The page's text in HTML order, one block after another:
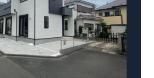
（徒歩8分）​新磯保育園 約
学校 約 715m （徒歩9分） ​相陽中学
​
556m（徒歩7分）
ファミリーマート
4分）